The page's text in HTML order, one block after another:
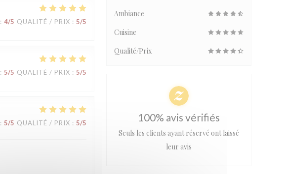
: 4/5 QUALITÉ / PRIX : 5/5
: 5/5 QUALITÉ / PRIX : 5/5
: 5/5 QUALITÉ / PRIX : 5/5
Ambiance
Cuisine
Qualité/Prix
100% avis vérifiés
Seuls les clients ayant réservé ont laissé
leur avis